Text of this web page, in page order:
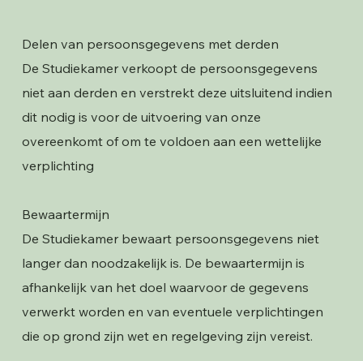
Delen van persoonsgegevens met derden
De Studiekamer verkoopt de persoonsgegevens
niet aan derden en verstrekt deze uitsluitend indien
dit nodig is voor de uitvoering van onze
overeenkomt of om te voldoen aan een wettelijke
verplichting
Bewaartermijn
De Studiekamer bewaart persoonsgegevens niet
langer dan noodzakelijk is. De bewaartermijn is
afhankelijk van het doel waarvoor de gegevens
verwerkt worden en van eventuele verplichtingen
die op grond zijn wet en regelgeving zijn vereist.